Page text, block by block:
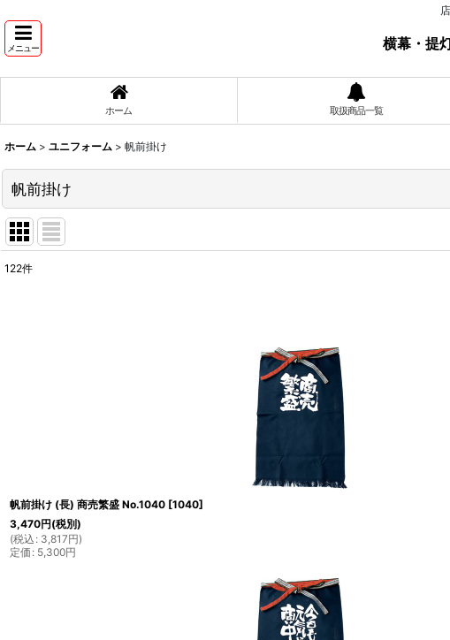
メニュー 横幕・提
ホーム 取扱商品一覧
ホーム > ユニフォーム > 帆前掛け
帆前掛け
122件
帆前掛け (長) 商売繁盛 No.1040 [1040]
3,470円(税別)
(税込 : 3,817円)
定価 : 5,300円